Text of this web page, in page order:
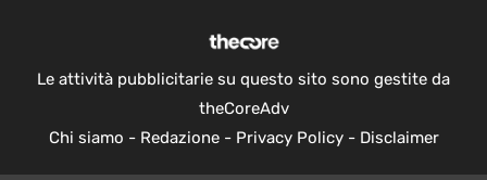
Le attività pubblicitarie su questo sito sono gestite da
theCoreAdv
Chi siamo - Redazione- Privacy Policy- Disclaimer